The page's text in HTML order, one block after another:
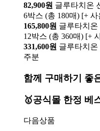
82,900원 글루타치온
6박스 (총 180매) [+
165,800원 글루타치온
12박스 (총 360매) [+
331,600원 글루타치온
주분
함께 구매하기 좋
🥇공식몰 한정 베
다음상품